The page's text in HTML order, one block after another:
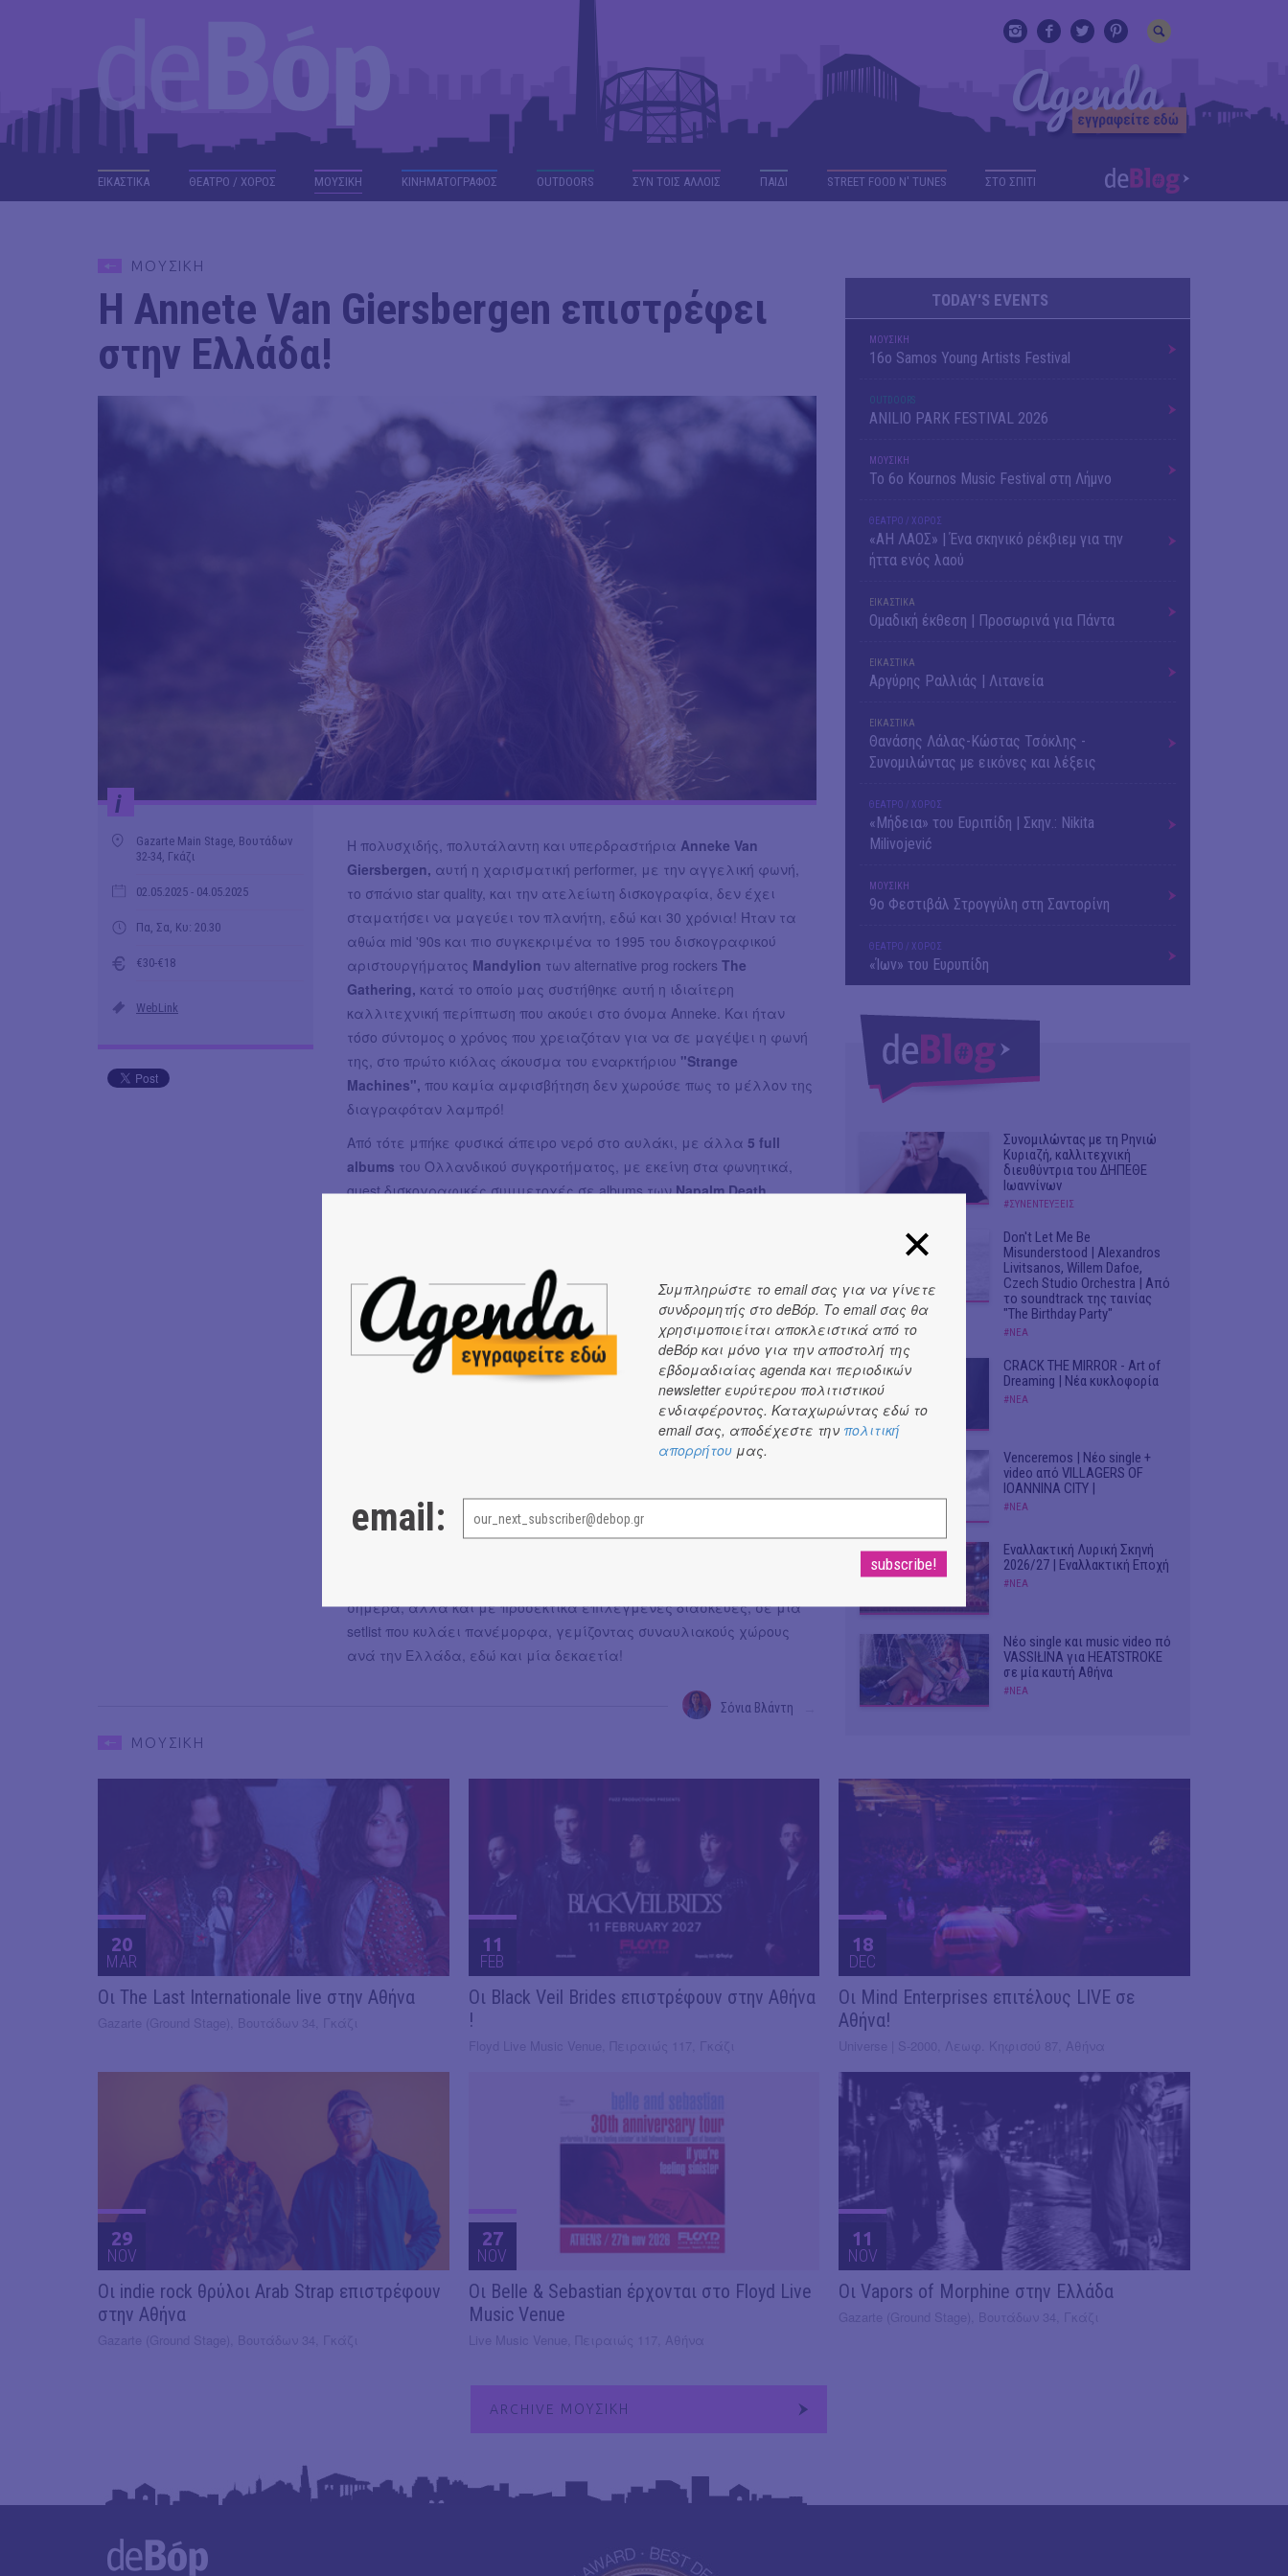
ΕΙΚΑΣΤΙΚΑ ΘΕΑΤΡΟ / ΧΟΡΟΣ ΜΟΥΣΙΚΗ ΚΙΝΗΜΑΤΟΓΡΑΦΟΣ OUTDΟORS ΣΥΝ ΤΟΙΣ ΑΛΛΟΙΣ ΠΑΙΔΙ STREET FOOD N' TUNES ΣΤΟ ΣΠΙΤΙ
ΜΟΥΣΙΚΗ
Η Annete Van Giersbergen επιστρέφει
στην Ελλάδα!
i
Gazarte Main Stage, Βουτάδων
32-34, Γκάζι
02.05.2025 - 04.05.2025
Πα, Σα, Κυ: 20.30
€30-€18
WebLink
Η πολυσχιδής, πολυτάλαντη και υπερδραστήρια Anneke Van
Giersbergen, αυτή η χαρισματική performer, με την αγγελική φωνή,
το σπάνιο star quality, και την ατελείωτη δισκογραφία, δεν έχει
σταματήσει να μαγεύει τον πλανήτη, εδώ και 30 χρόνια! Ήταν τα
αθώα mid '90s και πιο συγκεκριμένα το 1995 του δισκογραφικού
αριστουργήματος Mandylion των alternative prog rockers The
Gathering, κατά το οποίο μας συστήθηκε αυτή η ιδιαίτερη
καλλιτεχνική περίπτωση που ακούει στο όνομα Anneke. Και ήταν
τόσο σύντομος ο χρόνος που χρειαζόταν για να σε μαγέψει η φωνή
της, στο πρώτο κιόλας άκουσμα του εναρκτήριου "Strange
Machines", που καμία αμφισβήτηση δεν χωρούσε πως το μέλλον της
διαγραφόταν λαμπρό!
Από τότε μπήκε φυσικά άπειρο νερό στο αυλάκι, με άλλα 5 full
albums του Ολλανδικού συγκροτήματος, με εκείνη στα φωνητικά,
guest δισκογραφικές συμμετοχές σε albums τωνNapalm Death,
Vuur,τα solo albums της (αρχικά ωςAqua de Anniqueκαι αργότερα
με το κανονικό της όνομα) αλλά και πολλές-πολλές συναυλίες σε
όλη την υφήλιο! Συναυλίες στις οποίες πότε θα την πετύχεις με full
μπάντα και πότε σε αυτή τη μαγευτική solo acoustic ενσάρκωση, της
οποίας έχουμε την τύχη να έχουμε γίνει μάρτυρες ήδη αρκετές
Είναι γεγονός. Η αγαπημένη μας τραγουδίστρια, συνθέτρια και
η Anneke της καρδιάς μας, επιστρέφει στην Ελλάδα
Βαλκανική Χερσόνησσο! Προετοιμαστείτε για μερικές βραδιές
γεμάτες ακουστικές εκτελέσεις, μελιστάλαχτες ερμηνείες,
σήμερα, αλλά και με προσεκτικά επιλεγμένες διασκευές, σε μία
setlist που κυλάει πανέμορφα, γεμίζοντας συναυλιακούς χώρους
ανά την Ελλάδα, εδώ και μία δεκαετία!
Σόνια Βλάντη
TODAY'S EVENTS
ΜΟΥΣΙΚΗ
16o Samos Young Artists Festival
OUTDΟORS
ANILIO PARK FESTIVAL 2026
ΜΟΥΣΙΚΗ
Το 6ο Kournos Music Festival στη Λήμνο
ΘΕΑΤΡΟ / ΧΟΡΟΣ
«ΑΗ ΛΑΟΣ» | Ένα σκηνικό ρέκβιεμ για την
ήττα ενός λαού
ΕΙΚΑΣΤΙΚΑ
Ομαδική έκθεση | Προσωρινά για Πάντα
ΕΙΚΑΣΤΙΚΑ
Αργύρης Ραλλιάς | Λιτανεία
ΕΙΚΑΣΤΙΚΑ
Θανάσης Λάλας-Κώστας Τσόκλης -
Συνομιλώντας με εικόνες και λέξεις
ΘΕΑΤΡΟ / ΧΟΡΟΣ
«Μήδεια» του Ευριπίδη | Σκην.: Nikita
Milivojević
ΜΟΥΣΙΚΗ
9o Φεστιβάλ Στρογγύλη στη Σαντορίνη
ΘΕΑΤΡΟ / ΧΟΡΟΣ
«Ίων» του Ευρυπίδη
Συνομιλώντας με τη Ρηνιώ
Κυριαζή, καλλιτεχνική
διευθύντρια του ΔΗΠΕΘΕ
Ιωαννίνων
#ΣΥΝΕΝΤΕΥΞΕΙΣ
Don't Let Me Be
Misunderstood | Alexandros
Livitsanos, Willem Dafoe,
Czech Studio Orchestra | Από
το soundtrack της ταινίας
"The Birthday Party"
#ΝΕΑ
CRACK THE MIRROR - Art of
Dreaming | Νέα κυκλοφορία
#ΝΕΑ
Venceremos | Νέο single +
video από VILLAGERS OF
IOANNINA CITY |
#ΝΕΑ
Εναλλακτική Λυρική Σκηνή
2026/27 | Εναλλακτική Εποχή
#ΝΕΑ
Νέο single και music video πό
VASSIŁINA για HEATSTROKE
σε μία καυτή Αθήνα
#ΝΕΑ
ΜΟΥΣΙΚΗ
20
MAR
Οι The Last Internationale live στην Αθήνα
11
FEB
Οι Black Veil Brides επιστρέφουν στην Αθήνα
!
18
DEC
Οι Mind Enterprises επιτέλους LIVE σε
Αθήνα!
29
NOV
Οι indie rock θρύλοι Arab Strap επιστρέφουν
στην Αθήνα
27
NOV
Οι Belle & Sebastian έρχονται στο Floyd Live
Music Venue
11
NOV
Οι Vapors of Morphine στην Ελλάδα
ARCHIVE ΜΟΥΣΙΚΗ
Συμπληρώστε το email σας για να γίνετε
συνδρομητής στο deBόp. Το email σας θα
χρησιμοποιείται αποκλειστικά από το
deBόp και μόνο για την αποστολή της
εβδομαδιαίας agenda και περιοδικών
newsletter ευρύτερου πολιτιστικού
ενδιαφέροντος. Καταχωρώντας εδώ το
email σας, αποδέχεστε την πολιτική
απορρήτου μας.
email: